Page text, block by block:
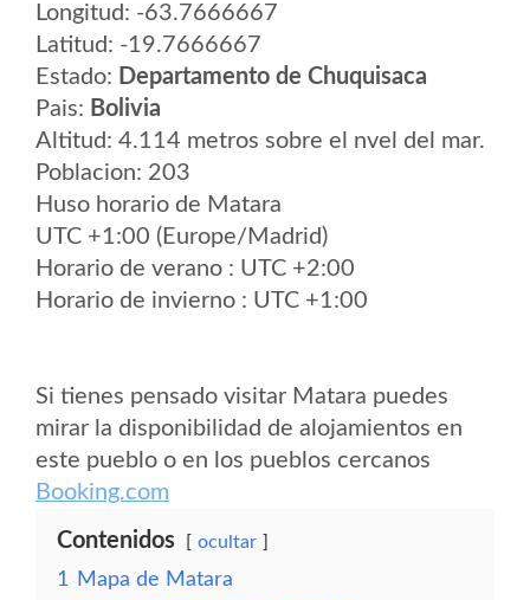
Longitud: -63.7666667
Latitud: -19.7666667
Estado: Departamento de Chuquisaca
Pais: Bolivia
Altitud: 4.114 metros sobre el nvel del mar.
Poblacion: 203
Huso horario de Matara
UTC +1:00 (Europe/Madrid)
Horario de verano : UTC +2:00
Horario de invierno : UTC +1:00
Si tienes pensado visitar Matara puedes
mirar la disponibilidad de alojamientos en
este pueblo o en los pueblos cercanos
Booking.com
Contenidos ocultar
1
Mapa de Matara